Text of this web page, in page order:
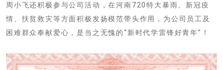
周小飞还积极参与公司活动，在河南720特大暴雨、新冠疫
情、扶贫救灾等方面积极发扬模范带头作用，为公司员工及
困难群众奉献爱心，是当之无愧的“新时代学雷锋好青年”！